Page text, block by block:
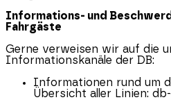
Informations- und
Fahrgäste
Gerne verweisen wir auf die
Informationskanäle der DB:
Informationen rund um
Übersicht aller Linien: